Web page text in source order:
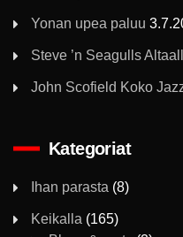
Yonan upea paluu
Steve ’n Seagulls
John Scofield Koko
Kategoriat
Ihan parasta (8)
Keikalla (165)